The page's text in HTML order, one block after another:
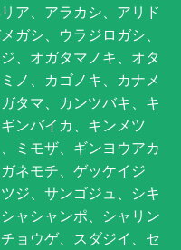
ア、アラカシ、アリド
ガシ、ウラジロガシ、
、オガタマノキ、オタ
ノ、カゴノキ、カナメ
タマ、カンツバキ、キ
ンバイカ、キンメツ
ミモザ、ギンヨウアカ
ネモチ、ゲッケイジ
ジ、サンゴジュ、シキ
ャシャンポ、シャリン
ョウゲ、スダジイ、セ